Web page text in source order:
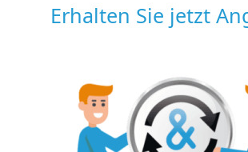
Erhalten Sie jetzt